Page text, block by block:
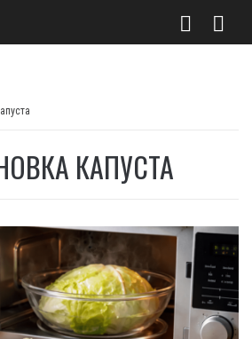
КАПУСТА